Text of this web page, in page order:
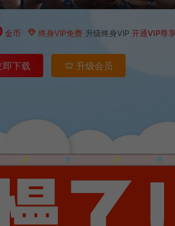
金币 终身VIP免费 升级终身VIP 开通VIP尊
即下载 升级会员